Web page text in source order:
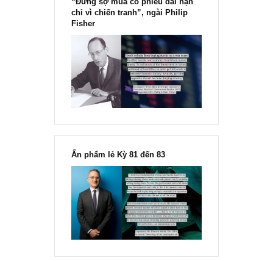
“Đừng sợ mua cổ phiếu dài hạn
chỉ vì chiến tranh”, ngài Philip
Fisher
Ấn phẩm lẻ Kỳ 81 đến 83